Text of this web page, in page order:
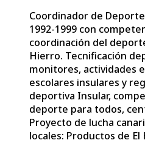
Coordinador de
1992-1999 con
coordinación del
Hierro. Tecnificación
monitores, actividades
escolares insulares y
deportiva Insular,
deporte para todos,
Proyecto de lucha
locales: Productos de El